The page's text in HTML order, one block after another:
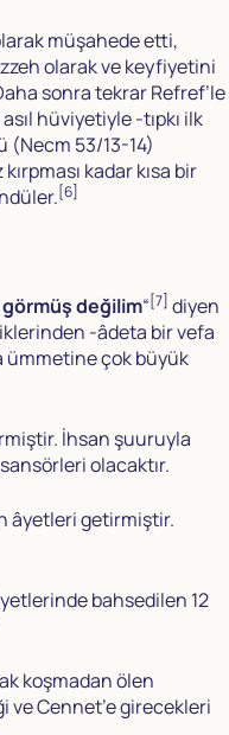
müşahede etti,
olarak ve keyfiyetini
sonra tekrar Refref’le
hüviyetiyle -tıpkı ilk
(Necm 53/13-14)
kadar kısa bir
[6]
görmüş değilim“[7] diyen
-âdeta bir vefa
ümmetine çok büyük
İhsan şuuruyla
olacaktır.
âyetleri getirmiştir.
bahsedilen 12
koşmadan ölen
ve Cennet’e girecekleri